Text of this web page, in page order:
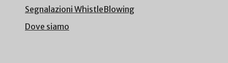
Segnalazioni WhistleBlowing
Dove siamo